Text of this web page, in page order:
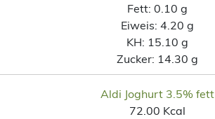
Fett: 0.10 g
Eiweis: 4.20 g
KH: 15.10 g
Zucker: 14.30 g
Aldi Joghurt 3.5% fett
72.00 Kcal